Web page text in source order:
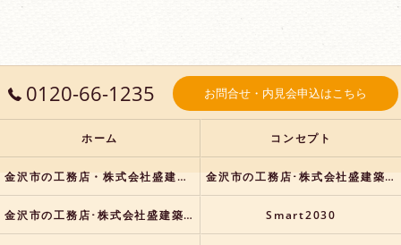
0120-66-1235 お問合せ・内見会申込はこちら
ホーム コンセプト
金沢市の工務店・株式会社盛建築の口コミ情報 金沢市の工務店･株式会社盛建築の評判
金沢市の工務店･株式会社盛建築のお客様の声 Smart2030